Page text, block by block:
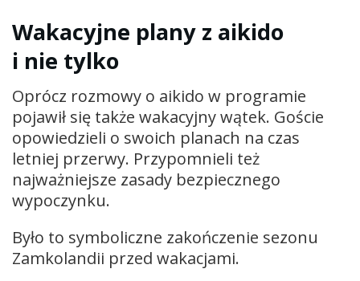
Wakacyjne plany z aikido
i nie tylko
Oprócz rozmowy o aikido w programie
pojawił się także wakacyjny wątek. Goście
opowiedzieli o swoich planach na czas
letniej przerwy. Przypomnieli też
najważniejsze zasady bezpiecznego
wypoczynku.
Było to symboliczne zakończenie sezonu
Zamkolandii przed wakacjami.